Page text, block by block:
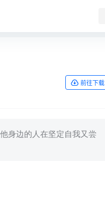
前往下载
身边的人在坚定自我又尝